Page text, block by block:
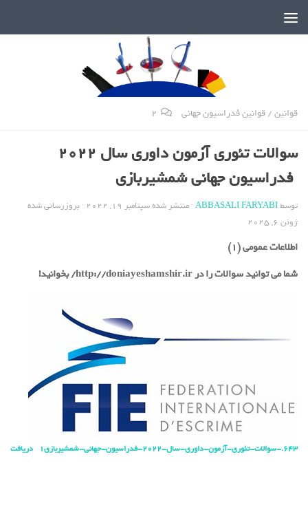
قوانین/قوانین فدراسیون جهانی 2
سوالات تئوری آزمون داوری سال 2022
فدراسیون جهانی شمشیربازی
توسطABBASALI FARYABI · منتشر شدهسپتامبر 19, 2022
· بروزرسانی شده
ژوئن 6, 2025
اطلاعات عمومی (1)
شما می توانید سوالات را در http://doniayeshamshir.ir/ بخوانید!
643.-سوالات-تئوری-آزمون-داوری-سال-2022-فدراسیون-جهانی-شمشیربازی1 دریافت